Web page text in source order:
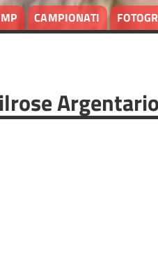
CAMPIONATI
Argentario